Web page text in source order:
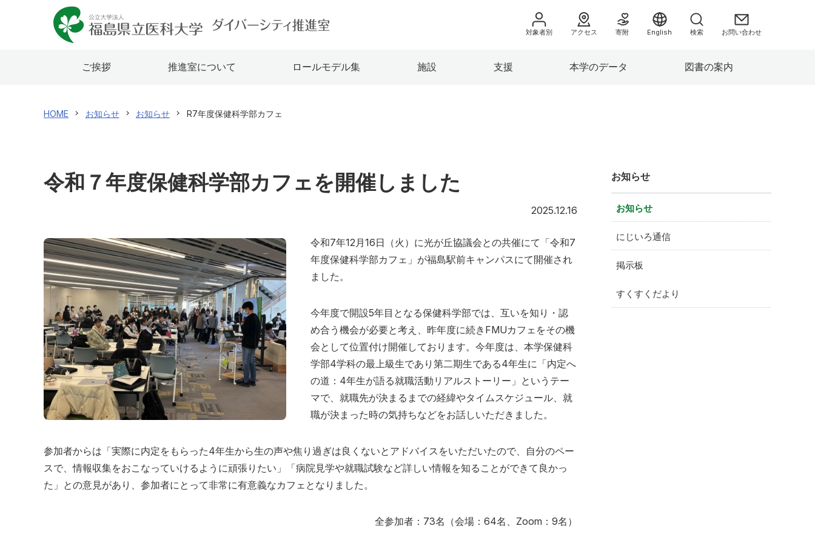
ご挨拶 推進室について ロールモデル集 施設 支援 本学のデータ 図書の案内
対象者別
取材・撮影申し込み
アクセス 寄附 English お問い合わせ
検索
HOME お知らせ お知らせ R7年度保健科学部カフェ
令和７年度保健科学部カフェを開催しました
2025.12.16 2025年12月16日
令和7年12月16日（火）に光が丘協議会との共催にて「令和7
年度保健科学部カフェ」が福島駅前キャンパスにて開催され
ました。
今年度で開設5年目となる保健科学部では、互いを知り・認
め合う機会が必要と考え、昨年度に続きFMUカフェをその機
会として位置付け開催しております。今年度は、本学保健科
学部4学科の最上級生であり第二期生である4年生に「内定へ
の道：4年生が語る就職活動リアルストーリー」というテー
マで、就職先が決まるまでの経緯やタイムスケジュール、就
職が決まった時の気持ちなどをお話しいただきました。
参加者からは「実際に内定をもらった4年生から生の声や焦り過ぎは良くないとアドバイスをいただいたので、自分のペー
スで、情報収集をおこなっていけるように頑張りたい」「病院見学や就職試験など詳しい情報を知ることができて良かっ
た」との意見があり、参加者にとって非常に有意義なカフェとなりました。
全参加者：73名（会場：64名、Zoom：9名）
お知らせ
お知らせ
にじいろ通信
掲示板
すくすくだより